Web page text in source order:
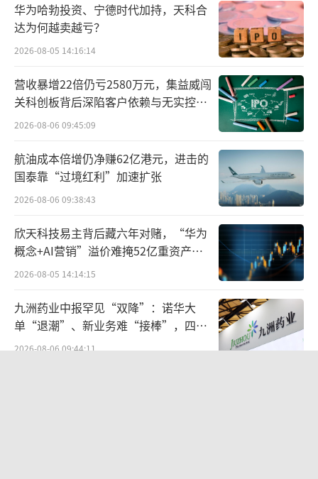
聚焦TCR-T技术研发
针对本次交易的目的和对公司的影响，香
雪制药也提到，有利于聚焦竞争优势更明显的
中成药业务和TCR-T细胞免疫治疗技术的研发。
细胞免疫治疗是今年的热门概念，其中香
雪制药主要涉及的TCR-T疗法是一种通过基因工
程技术改造患者自身T细胞，使其能够特异性识
别并攻击肿瘤细胞的新型免疫疗法。与CAR-T不
同，TCR-T疗法利用的是天然T细胞受体（TC
R）来识别肿瘤表面或内部的特定抗原，从而触
据了解，香雪制药子公司广东香雪精准医
疗技术有限公司（以下简称“香雪生命科
学”）聚焦TCR领域的细胞免疫治疗产品和技
华为哈勃投资、宁德时代加持，天科合
达为何越卖越亏？
2026-08-05 14:16:14
营收暴增22倍仍亏2580万元，集益威闯
关科创板背后深陷客户依赖与无实控人
困局
2026-08-06 09:45:09
航油成本倍增仍净赚62亿港元，进击的
国泰靠“过境红利”加速扩张
2026-08-06 09:38:43
欣天科技易主背后藏六年对赌，“华为
概念+AI营销”溢价难掩52亿重资产考
验
2026-08-05 14:14:15
九洲药业中报罕见“双降”：诺华大
单“退潮”、新业务难“接棒”，四大
难关待闯
2026-08-06 09:44:11